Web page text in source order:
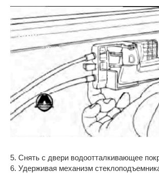
5. Снять с двери водоотталкивающее
6. Удерживая механизм